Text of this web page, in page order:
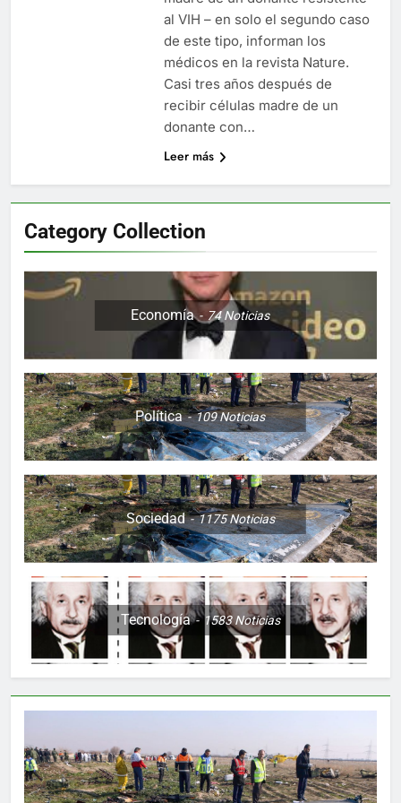
Libre
Crucero en México te
lleva a lugares
paranormales con
binoculares de visión
nocturna y reuniones de
secuestrados
7 Años Atrás
La Inteligencia Artificial
deepfake de Samsung
fabrica un clip de
movimiento desde una
7 Años Atrás
al VIH – en solo el segundo caso
de este tipo, informan los
médicos en la revista Nature.
Casi tres años después de
recibir células madre de un
donante con…
Leer más
Category Collection
Economía 74Noticias
Política 109Noticias
Sociedad 1175Noticias
Tecnología 1583Noticias